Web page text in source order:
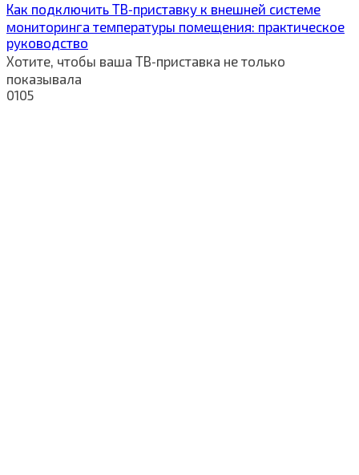
Как подключить ТВ‑приставку к внешней системе
мониторинга температуры помещения: практическое
руководство
Хотите, чтобы ваша ТВ‑приставка не только
показывала
0105